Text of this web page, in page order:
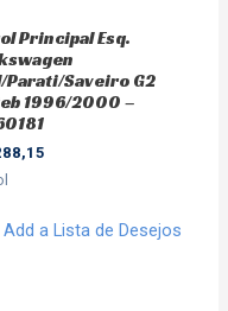
Principal Esq.
Parati/Saveiro G2
1996/2000 –
Add a Lista de Desejos